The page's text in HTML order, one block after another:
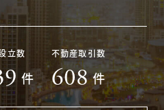
立数
件
不動産取引数
608 件